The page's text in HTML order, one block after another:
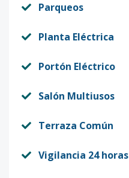
Parqueos
Planta Eléctrica
Portón Eléctrico
Salón Multiusos
Terraza Común
Vigilancia 24 horas